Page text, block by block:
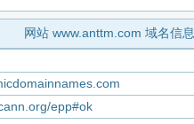
网站 www.anttm.com 域名信息
epp#ok